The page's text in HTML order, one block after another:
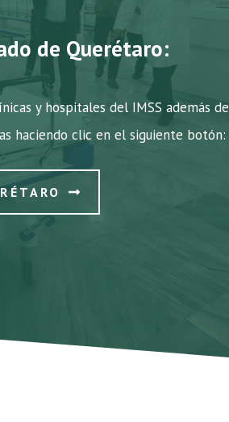
de Querétaro:
y hospitales del IMSS además de
haciendo clic en el siguiente botón: